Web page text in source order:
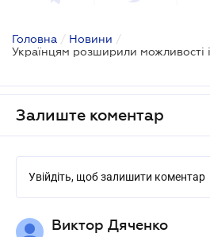
Головна / Новини /
Залиште коментар
Увійдіть, щоб залишити коментар
Виктор Дяченко